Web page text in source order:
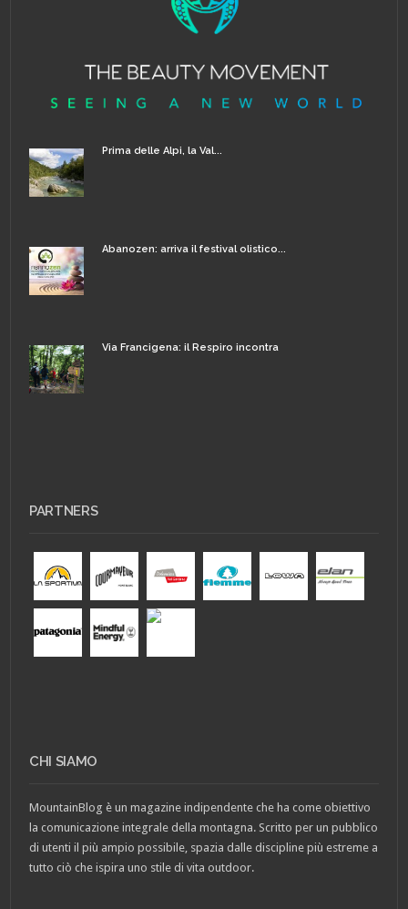
Prima delle Alpi, la Val...
Abanozen: arriva il festival olistico...
Via Francigena: il Respiro incontra
PARTNERS
CHI SIAMO
MountainBlog è un magazine indipendente che ha come obiettivo
la comunicazione integrale della montagna. Scritto per un pubblico
di utenti il più ampio possibile, spazia dalle discipline più estreme a
tutto ciò che ispira uno stile di vita outdoor.